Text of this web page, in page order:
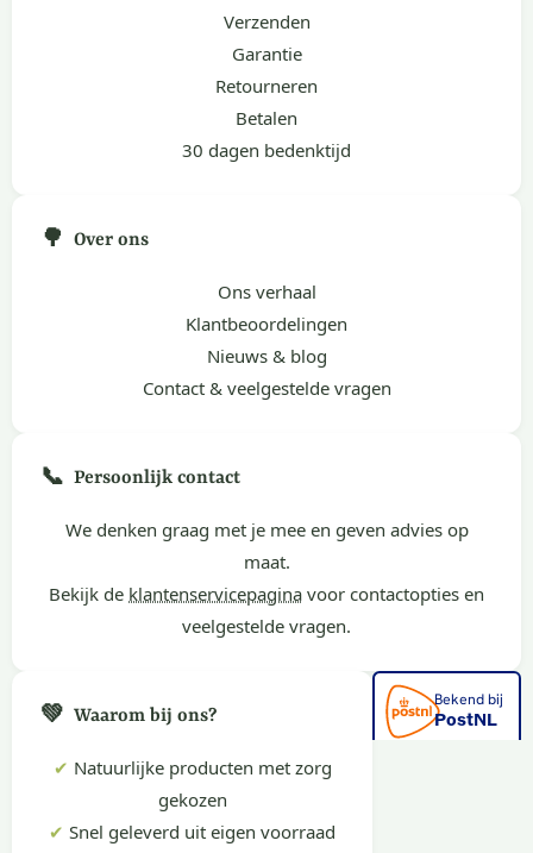
Verzenden
Garantie
Retourneren
Betalen
30 dagen bedenktijd
🌳 Over ons
Ons verhaal
Klantbeoordelingen
Nieuws & blog
Contact & veelgestelde vragen
📞 Persoonlijk contact
We denken graag met je mee en geven advies op
maat.
Bekijk de klantenservicepagina voor contactopties en
veelgestelde vragen.
💚 Waarom bij ons?
✔ Natuurlijke producten met zorg
gekozen
✔ Snel geleverd uit eigen voorraad